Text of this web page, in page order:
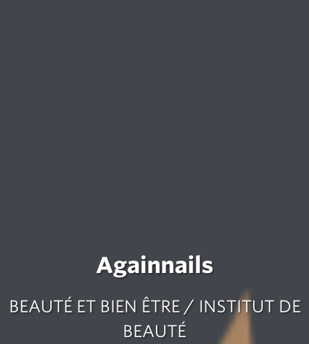
Againnails
BEAUTÉ ET BIEN ÊTRE / INSTITUT DE
BEAUTÉ